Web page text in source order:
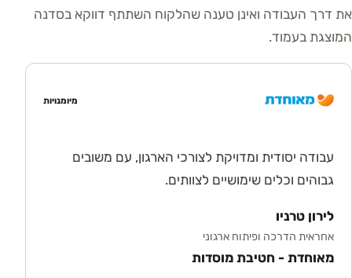
את דרך העבודה ואינן טענה שהלקוח השתתף דווקא בסדנה
המוצגת בעמוד.
מיומנויות
עבודה יסודית ומדויקת לצורכי הארגון, עם משובים
גבוהים וכלים שימושיים לצוותים.
לירון טרניו
אחראית הדרכה ופיתוח ארגוני
מאוחדת - חטיבת מוסדות